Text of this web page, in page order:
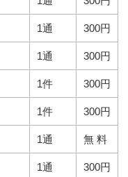
1通 300円
1通 300円
1件 300円
1件 300円
1通 無 料
1通 300円